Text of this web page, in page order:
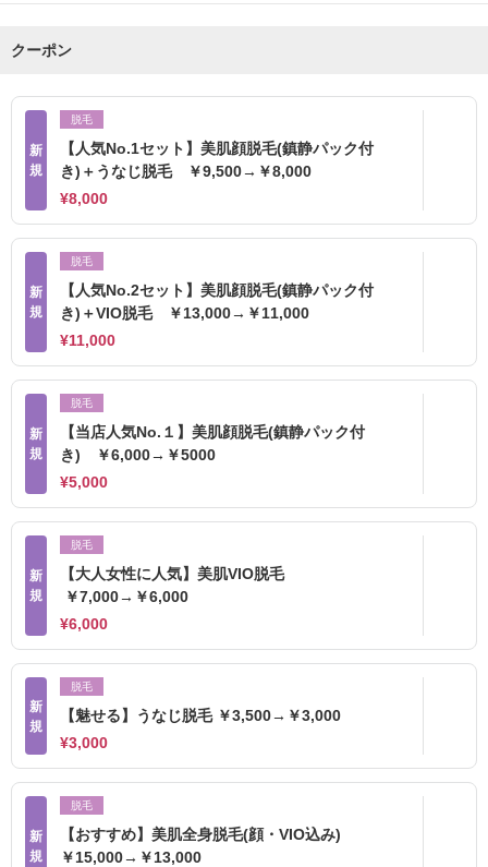
クーポン
新
規
脱毛
【人気No.1セット】美肌顔脱毛(鎮静パック付
き)＋うなじ脱毛 ￥9,500→￥8,000
¥8,000
新
規
脱毛
【人気No.2セット】美肌顔脱毛(鎮静パック付
き)＋VIO脱毛 ￥13,000→￥11,000
¥11,000
新
規
脱毛
【当店人気No.１】美肌顔脱毛(鎮静パック付
き) ￥6,000→￥5000
¥5,000
新
規
脱毛
【大人女性に人気】美肌VIO脱毛
￥7,000→￥6,000
¥6,000
新
規
脱毛
【魅せる】うなじ脱毛 ￥3,500→￥3,000
¥3,000
新
規
脱毛
【おすすめ】美肌全身脱毛(顔・VIO込み)
￥15,000→￥13,000